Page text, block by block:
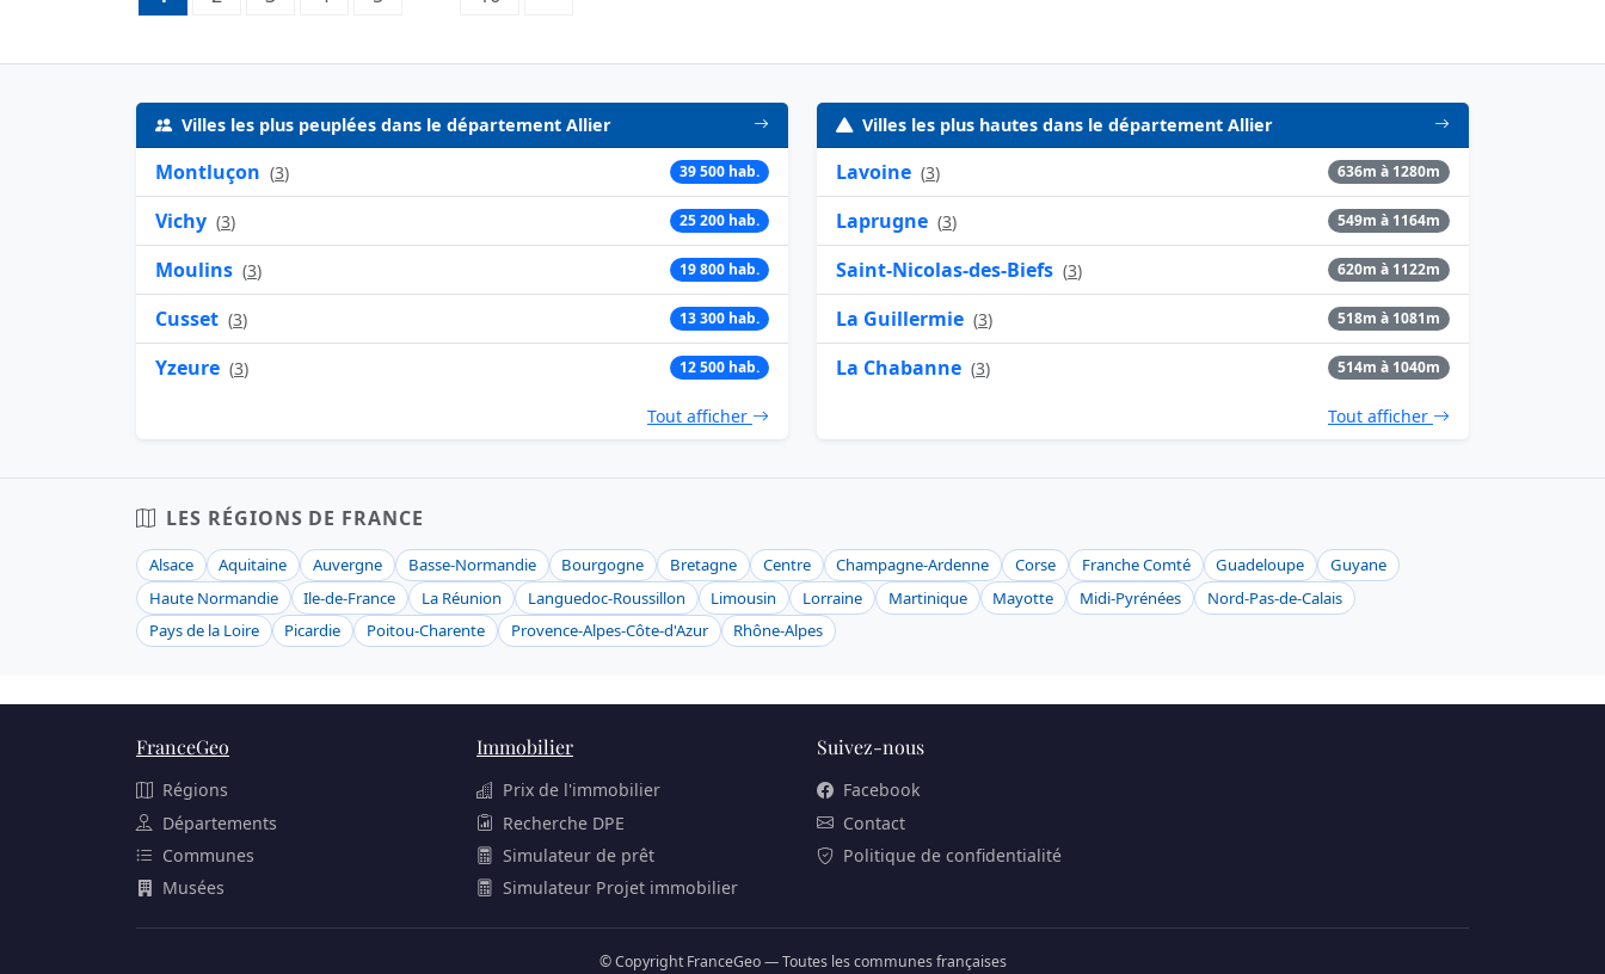
Villes les plus peuplées dans le département Allier
Montluçon (3) 39 500 hab.
Vichy (3) 25 200 hab.
Moulins (3) 19 800 hab.
Cusset (3) 13 300 hab.
Yzeure (3) 12 500 hab.
Tout afficher
Villes les plus hautes dans le département Allier
Lavoine (3) 636m à 1280m
Laprugne (3) 549m à 1164m
Saint-Nicolas-des-Biefs (3) 620m à 1122m
La Guillermie (3) 518m à 1081m
La Chabanne (3) 514m à 1040m
Tout afficher
LES RÉGIONS DE FRANCE
Alsace Aquitaine Auvergne Basse-Normandie Bourgogne Bretagne Centre Champagne-Ardenne Corse Franche Comté Guadeloupe
Guyane
Haute Normandie
Ile-de-France La Réunion Languedoc-Roussillon Limousin Lorraine Martinique Mayotte Midi-Pyrénées
Nord-Pas-de-Calais
Pays de la Loire
Picardie Poitou-Charente Provence-Alpes-Côte-d'Azur Rhône-Alpes
FranceGeo
Régions
Départements
Communes
Musées
Immobilier
Prix de l'immobilier
Recherche DPE
Simulateur de prêt
Simulateur Projet immobilier
Suivez-nous
Facebook
Contact
Politique de confidentialité
© Copyright FranceGeo — Toutes les communes françaises